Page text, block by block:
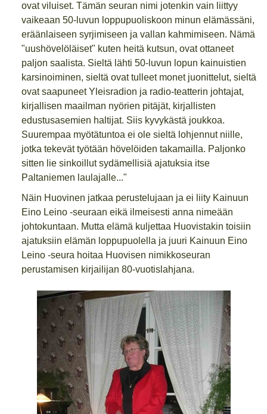
ovat viluiset. Tämän seuran nimi jotenkin vain liittyy
vaikeaan 50-luvun loppupuoliskoon minun elämässäni,
eräänlaiseen syrjimiseen ja vallan kahmimiseen. Nämä
"uushövelöläiset" kuten heitä kutsun, ovat ottaneet
paljon saalista. Sieltä lähti 50-luvun lopun kainuistien
karsinoiminen, sieltä ovat tulleet monet juonittelut, sieltä
ovat saapuneet Yleisradion ja radio-teatterin johtajat,
kirjallisen maailman nyörien pitäjät, kirjallisten
edustusasemien haltijat. Siis kyvykästä joukkoa.
Suurempaa myötätuntoa ei ole sieltä lohjennut niille,
jotka tekevät työtään hövelöiden takamailla. Paljonko
sitten lie sinkoillut sydämellisiä ajatuksia itse
Paltaniemen laulajalle..."
Näin Huovinen jatkaa perustelujaan ja ei liity Kainuun
Eino Leino -seuraan eikä ilmeisesti anna nimeään
johtokuntaan. Mutta elämä kuljettaa Huovistakin toisiin
ajatuksiin elämän loppupuolella ja juuri Kainuun Eino
Leino -seura hoitaa Huovisen nimikkoseuran
perustamisen kirjailijan 80-vuotislahjana.